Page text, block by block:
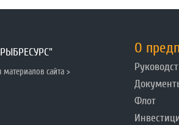
материалов сайта >
О
Флот